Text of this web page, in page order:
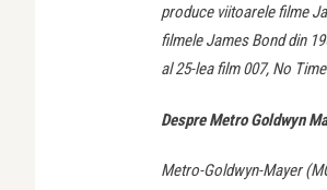
produce viitoarele filme
filmele James Bond din
al 25-lea film 007, No
Despre Metro Goldwyn
Metro-Goldwyn-Mayer